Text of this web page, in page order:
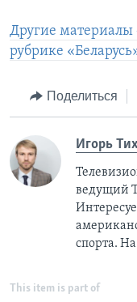
Другие материалы
рубрике
Поделиться
Игорь
ведущий
спорта.
This item is part of